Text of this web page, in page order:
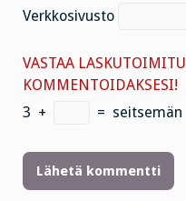
Verkkosivusto
VASTAA
KOMMENTOIDAKSESI!
3 + = seitsemän